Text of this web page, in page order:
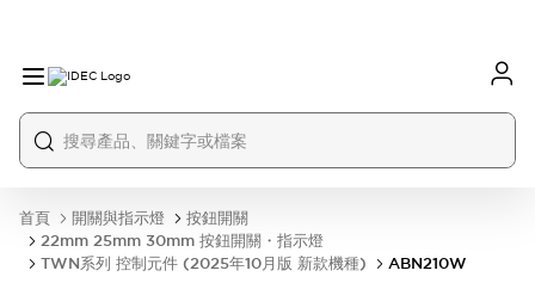
首頁 開關與指示燈
按鈕開關
22mm 25mm 30mm 按鈕開關・指示燈
TWN系列 控制元件 (2025年10月版 新款機種)
ABN210W